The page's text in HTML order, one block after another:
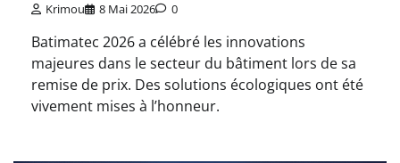
Krimou 8 Mai 2026 0
Batimatec 2026 a célébré les innovations
majeures dans le secteur du bâtiment lors de sa
remise de prix. Des solutions écologiques ont été
vivement mises à l’honneur.